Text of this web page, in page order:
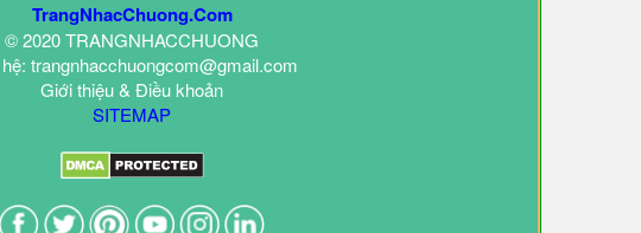
TrangNhacChuong.Com
© 2020 TRANGNHACCHUONG
trangnhacchuongcom@gmail.com
Giới thiệu & Điều khoản
SITEMAP